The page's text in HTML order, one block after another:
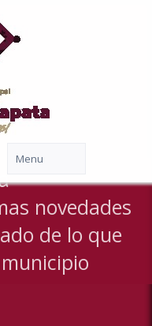
novedades
de lo que